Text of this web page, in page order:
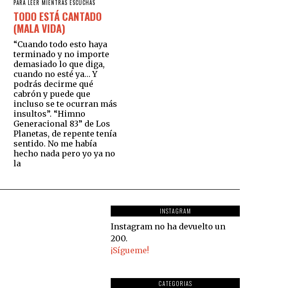
PARA LEER MIENTRAS ESCUCHAS
TODO ESTÁ CANTADO
(MALA VIDA)
“Cuando todo esto haya
terminado y no importe
demasiado lo que diga,
cuando no esté ya… Y
podrás decirme qué
cabrón y puede que
incluso se te ocurran más
insultos”. “Himno
Generacional 83” de Los
Planetas, de repente tenía
sentido. No me había
hecho nada pero yo ya no
la
INSTAGRAM
Instagram no ha devuelto un
200.
¡Sígueme!
CATEGORIAS